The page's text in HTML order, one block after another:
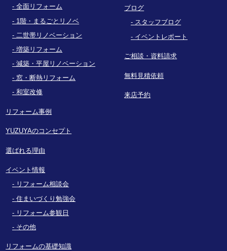
全面リフォーム
1階・まるごとリノベ
二世帯リノベーション
増築リフォーム
減築・平屋リノベーション
窓・断熱リフォーム
和室改修
リフォーム事例
YUZUYAのコンセプト
選ばれる理由
イベント情報
リフォーム相談会
住まいづくり勉強会
リフォーム参観日
その他
リフォームの基礎知識
ブログ
スタッフブログ
イベントレポート
ご相談・資料請求
無料見積依頼
来店予約